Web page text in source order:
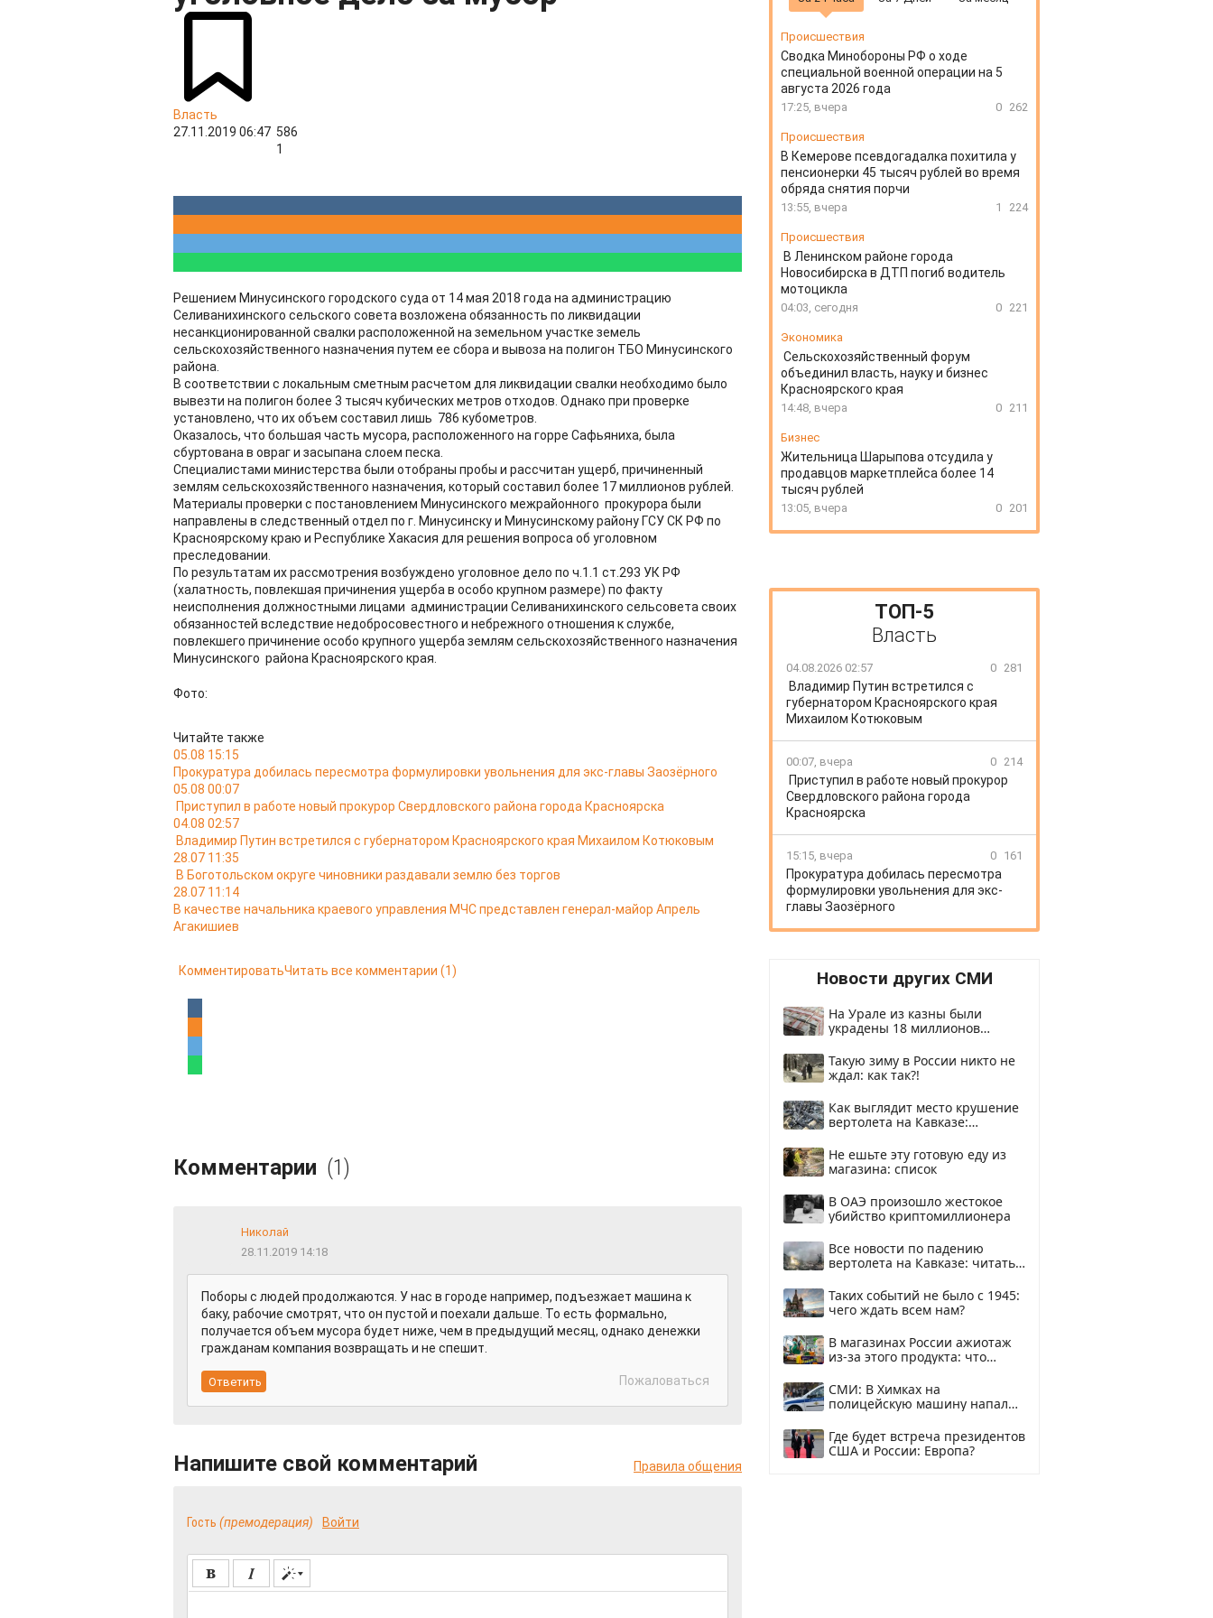
Власть
27.11.2019 06:47 586
1
Решением Минусинского городского суда от 14 мая 2018 года на администрацию
Селиванихинского сельского совета возложена обязанность по ликвидации
несанкционированной свалки расположенной на земельном участке земель
сельскохозяйственного назначения путем ее сбора и вывоза на полигон ТБО Минусинского
района.
В соответствии с локальным сметным расчетом для ликвидации свалки необходимо было
вывезти на полигон более 3 тысяч кубических метров отходов. Однако при проверке
установлено, что их объем составил лишь 786 кубометров.
Оказалось, что большая часть мусора, расположенного на горре Сафьяниха, была
сбуртована в овраг и засыпана слоем песка.
Специалистами министерства были отобраны пробы и рассчитан ущерб, причиненный
землям сельскохозяйственного назначения, который составил более 17 миллионов рублей.
Материалы проверки с постановлением Минусинского межрайонного прокурора были
направлены в следственный отдел по г. Минусинску и Минусинскому району ГСУ СК РФ по
Красноярскому краю и Республике Хакасия для решения вопроса об уголовном
преследовании.
По результатам их рассмотрения возбуждено уголовное дело по ч.1.1 ст.293 УК РФ
(халатность, повлекшая причинения ущерба в особо крупном размере) по факту
неисполнения должностными лицами администрации Селиванихинского сельсовета своих
обязанностей вследствие недобросовестного и небрежного отношения к службе,
повлекшего причинение особо крупного ущерба землям сельскохозяйственного назначения
Минусинского района Красноярского края.
Фото:
Читайте также
05.08 15:15
Прокуратура добилась пересмотра формулировки увольнения для экс-главы Заозёрного
05.08 00:07
Приступил в работе новый прокурор Свердловского района города Красноярска
04.08 02:57
Владимир Путин встретился с губернатором Красноярского края Михаилом Котюковым
28.07 11:35
В Боготольском округе чиновники раздавали землю без торгов
28.07 11:14
В качестве начальника краевого управления МЧС представлен генерал-майор Апрель
Агакишиев
КомментироватьЧитать все комментарии (1)
Комментарии (1)
Николай
28.11.2019 14:18
Поборы с людей продолжаются. У нас в городе например, подъезжает машина к
баку, рабочие смотрят, что он пустой и поехали дальше. То есть формально,
получается объем мусора будет ниже, чем в предыдущий месяц, однако денежки
гражданам компания возвращать и не спешит.
Пожаловаться
Напишите свой комментарий Правила общения
Гость (премодерация) Войти
Происшествия
Сводка Минобороны РФ о ходе
специальной военной операции на 5
августа 2026 года
17:25, вчера 0 262
Происшествия
В Кемерове псевдогадалка похитила у
пенсионерки 45 тысяч рублей во время
обряда снятия порчи
13:55, вчера 1 224
Происшествия
В Ленинском районе города
Новосибирска в ДТП погиб водитель
мотоцикла
04:03, сегодня 0 221
Экономика
Сельскохозяйственный форум
объединил власть, науку и бизнес
Красноярского края
14:48, вчера 0 211
Бизнес
Жительница Шарыпова отсудила у
продавцов маркетплейса более 14
тысяч рублей
13:05, вчера 0 201
ТОП-5
Власть
04.08.2026 02:57 0 281
Владимир Путин встретился с
губернатором Красноярского края
Михаилом Котюковым
00:07, вчера 0 214
Приступил в работе новый прокурор
Свердловского района города
Красноярска
15:15, вчера 0 161
Прокуратура добилась пересмотра
формулировки увольнения для экс-
главы Заозёрного
Новости других СМИ
На Урале из казны были
украдены 18 миллионов
Такую зиму в России никто не
ждал: как так?!
Как выглядит место крушение
вертолета на Кавказе:
Не ешьте эту готовую еду из
магазина: список
В ОАЭ произошло жестокое
убийство криптомиллионера
Все новости по падению
вертолета на Кавказе: читать
Таких событий не было с 1945:
чего ждать всем нам?
В магазинах России ажиотаж
из-за этого продукта: что
СМИ: В Химках на
полицейскую машину напали
Где будет встреча президентов
США и России: Европа?